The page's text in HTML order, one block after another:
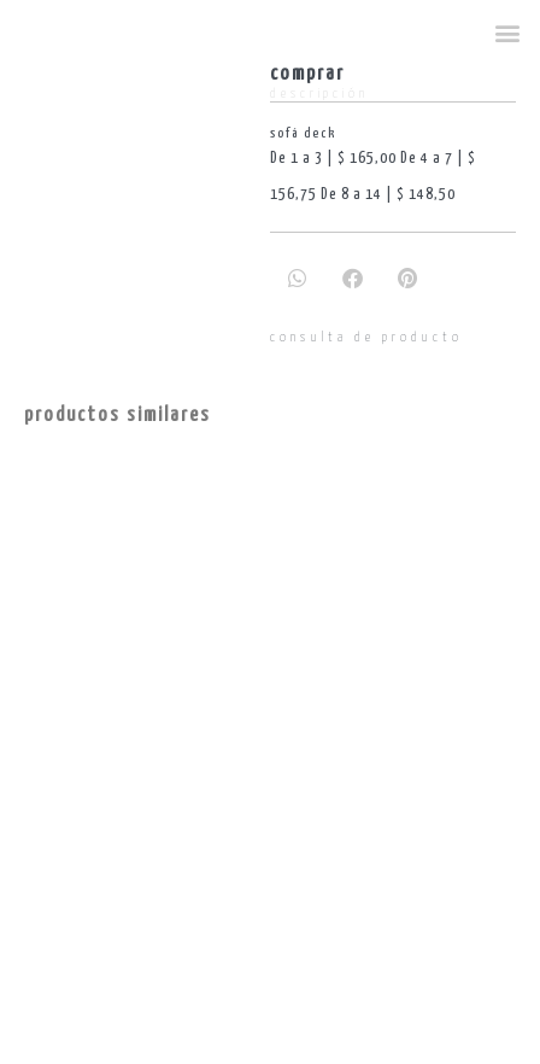
comprar
consulta de producto
sofá deck
De 1 a 3 | $ 165,00 De 4 a 7 | $
156,75 De 8 a 14 | $ 148,50
productos similares